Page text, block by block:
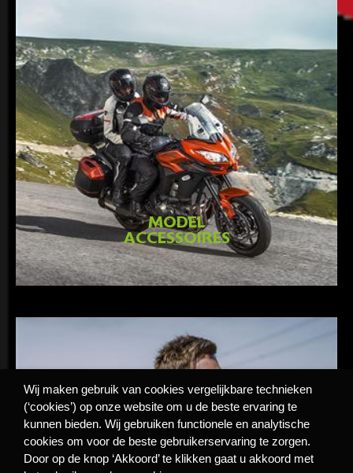
MODEL
ACCESSOIRES
GA NAAR
MODEL ACCESSOIRES
Wij maken gebruik van cookies vergelijkbare technieken
(‘cookies’) op onze website om u de beste ervaring te
kunnen bieden. Wij gebruiken functionele en analytische
cookies om voor de beste gebruikerservaring te zorgen.
Door op de knop ‘Akkoord’ te klikken gaat u akkoord met